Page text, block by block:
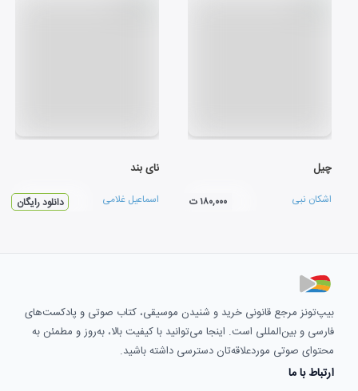
چیل
اشکان نبی ۱۸۰,۰۰۰ ت
نای بند
اسماعیل غلامی دانلود رایگان
بیپ‌تونز مرجع قانونی خرید و شنیدن موسیقی، کتاب صوتی و پادکست‌های
فارسی و بین‌المللی است. اینجا می‌توانید با کیفیت بالا، به‌روز و مطمئن به
محتوای صوتی موردعلاقه‌تان دسترسی داشته باشید.
ارتباط با ما